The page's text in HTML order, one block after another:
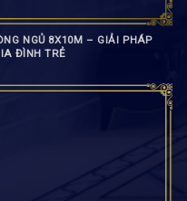
NGỦ 8X10M – GIẢI PHÁP
ĐÌNH TRẺ